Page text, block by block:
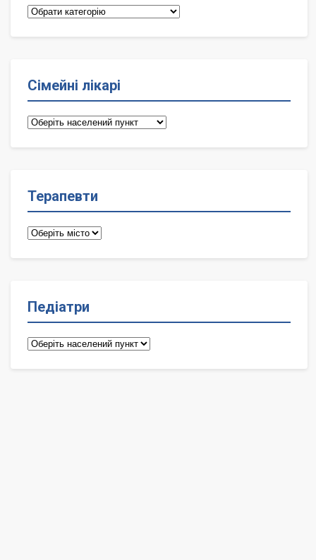
Категорії
Сімейні лікарі
Сімейні
Терапевти
Терапевти
Педіатри
Педіатри